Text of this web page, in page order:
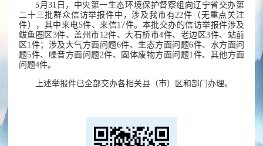
5月31日，中央第一生态环境保护督察组向辽宁省交办第
二十三批群众信访举报件中，涉及我市有22件（无重点关注
件），其中来电5件、来信17件。本批交办的信访举报件涉及
鲅鱼圈区3件、盖州市12件、大石桥市4件、老边区3件、站前
区1件；涉及大气方面问题6件、生态方面问题6件、水方面问
题5件、噪音方面问题2件、固体废物方面问题1件、其他方面
问题4件。
上述举报件已全部交办各相关县（市）区和部门办理。